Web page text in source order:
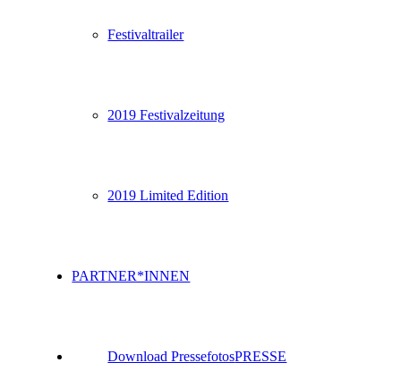
Festivaltrailer
2019 Festivalzeitung
2019 Limited Edition
PARTNER*INNEN
PRESSE
Download Pressefotos